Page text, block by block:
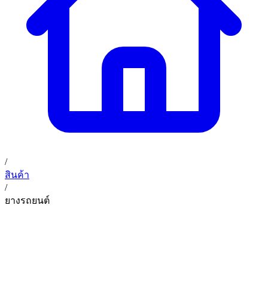
ติดต่อเรา
TH
ก. เจริญค็อกพิท
อุดมสุข 28 ถนนอุดมสุข แขวงบางนาเหนือ เขตบางนา
/
สินค้า
/
ยางรถยนต์